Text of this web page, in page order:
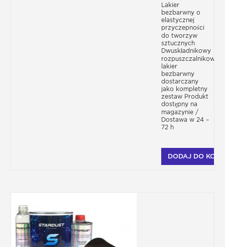
Lakier
bezbarwny o
elastycznej
przyczepności
do tworzyw
sztucznych
Dwuskładnikowy
rozpuszczalnikowy
lakier
bezbarwny
dostarczany
jako kompletny
zestaw Produkt
dostępny na
magazynie /
Dostawa w 24 –
72 h
DODAJ DO